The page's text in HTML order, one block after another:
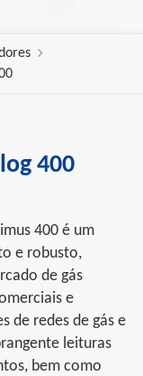
400
400 é um
e robusto,
de gás
e
de redes de gás e
leituras
bem como